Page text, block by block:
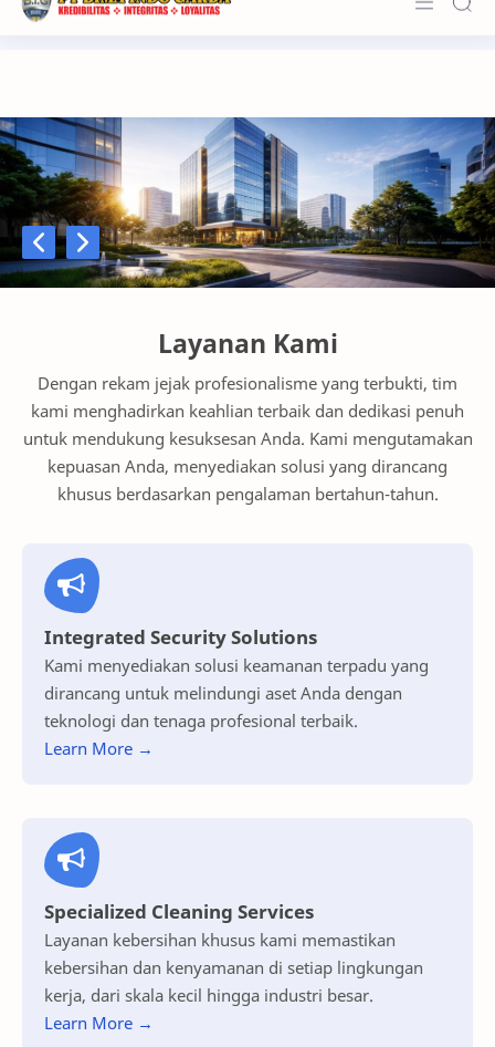
Customers
Kerja Sama
Karier
Contact
Previous
Next
Layanan Kami
Dengan rekam jejak profesionalisme yang terbukti, tim
kami menghadirkan keahlian terbaik dan dedikasi penuh
untuk mendukung kesuksesan Anda. Kami mengutamakan
kepuasan Anda, menyediakan solusi yang dirancang
khusus berdasarkan pengalaman bertahun-tahun.
Integrated Security Solutions
Kami menyediakan solusi keamanan terpadu yang
dirancang untuk melindungi aset Anda dengan
teknologi dan tenaga profesional terbaik.
Learn More →
Specialized Cleaning Services
Layanan kebersihan khusus kami memastikan
kebersihan dan kenyamanan di setiap lingkungan
kerja, dari skala kecil hingga industri besar.
Learn More →